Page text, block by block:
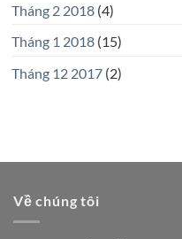
Tháng 2 2018(4)
Tháng 1 2018(15)
Tháng 12 2017(2)
Về chúng tôi